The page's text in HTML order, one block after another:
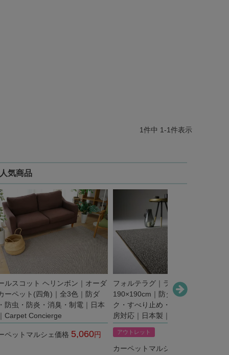
1件中 1-1件表示
気商品
ルスコット ヘリンボン｜オーダ
ーペット(四角)｜全3色｜防ダ
防虫・防炎・消臭・制電｜日本
Carpet Concierge
ペットマルシェ価格 5,060
フォルテラグ｜ラグ｜全5色｜
190×190cm｜防ダニ・アレルブロ
ク・すべり止め・遊び毛防止・床暖
房対応｜日本製｜アウトレット
アウトレット
カーペットマルシェ価格